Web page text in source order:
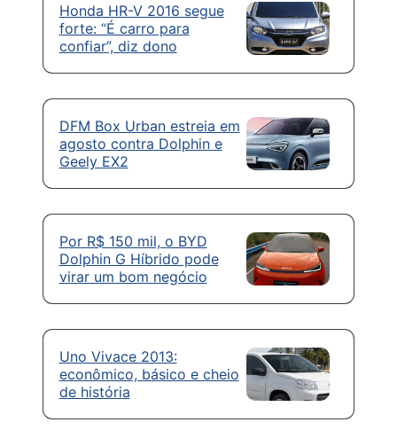
Honda HR-V 2016 segue
forte: “É carro para
confiar”, diz dono
DFM Box Urban estreia em
agosto contra Dolphin e
Geely EX2
Por R$ 150 mil, o BYD
Dolphin G Híbrido pode
virar um bom negócio
Uno Vivace 2013:
econômico, básico e cheio
de história